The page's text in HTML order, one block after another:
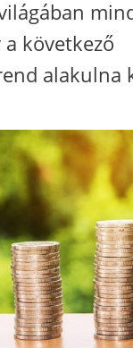
következő
alakulna